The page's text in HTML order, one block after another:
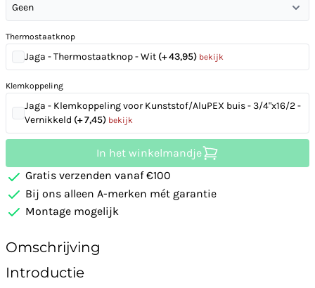
Geen
Thermostaatknop
Jaga - Thermostaatknop - Wit (+ 43,95) bekijk
Klemkoppeling
Jaga - Klemkoppeling voor Kunststof/AluPEX buis - 3/4"x16/2 -
Vernikkeld (+ 7,45) bekijk
In het winkelmandje
Gratis verzenden vanaf €100
Bij ons alleen A-merken mét garantie
Montage mogelijk
Omschrijving
Introductie